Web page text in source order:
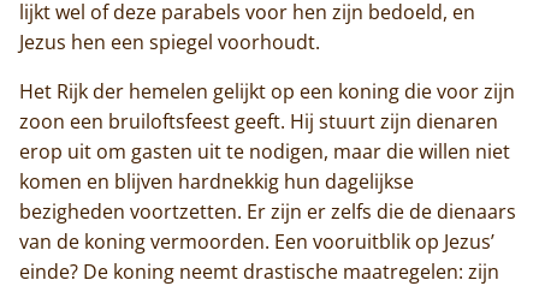
lijkt wel of deze parabels voor hen zijn bedoeld, en
Jezus hen een spiegel voorhoudt.
Het Rijk der hemelen gelijkt op een koning die voor zijn
zoon een bruiloftsfeest geeft. Hij stuurt zijn dienaren
erop uit om gasten uit te nodigen, maar die willen niet
komen en blijven hardnekkig hun dagelijkse
bezigheden voortzetten. Er zijn er zelfs die de dienaars
van de koning vermoorden. Een vooruitblik op Jezus’
einde? De koning neemt drastische maatregelen: zijn